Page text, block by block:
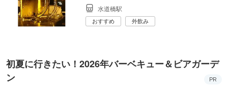
水道橋駅
おすすめ 外飲み
初夏に行きたい！2026年バーベキュー＆ビアガーデ
ン
PR